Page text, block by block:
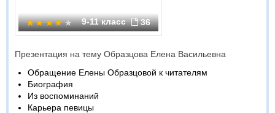
9-11 класс 36
Презентация на тему Образцова Елена Васильевна
Обращение Елены Образцовой к читателям
Биография
Из воспоминаний
Карьера певицы